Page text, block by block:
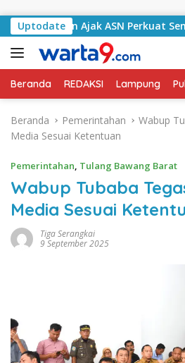
Uptodate
Ajak ASN Perkuat Semangat
Beranda REDAKSI Lampung
Beranda Pemerintahan
Wabup
Media Sesuai Ketentuan
Pemerintahan, Tulang Bawang Barat
Wabup Tubaba
Media Sesuai
Tiga Serangkai
9 September 2025